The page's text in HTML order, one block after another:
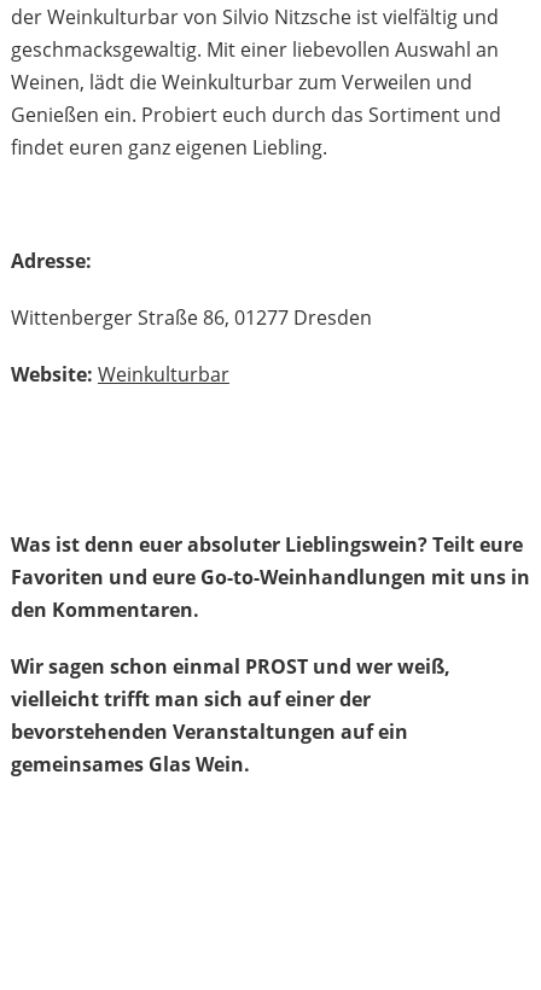
der Weinkulturbar von Silvio Nitzsche ist vielfältig und
geschmacksgewaltig. Mit einer liebevollen Auswahl an
Weinen, lädt die Weinkulturbar zum Verweilen und
Genießen ein. Probiert euch durch das Sortiment und
findet euren ganz eigenen Liebling.
Adresse:
Wittenberger Straße 86, 01277 Dresden
Website: Weinkulturbar
Was ist denn euer absoluter Lieblingswein? Teilt eure
Favoriten und eure Go-to-Weinhandlungen mit uns in
den Kommentaren.
Wir sagen schon einmal PROST und wer weiß,
vielleicht trifft man sich auf einer der
bevorstehenden Veranstaltungen auf ein
gemeinsames Glas Wein.